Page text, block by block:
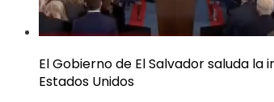
El Gobierno de El Salvador saluda
Estados Unidos